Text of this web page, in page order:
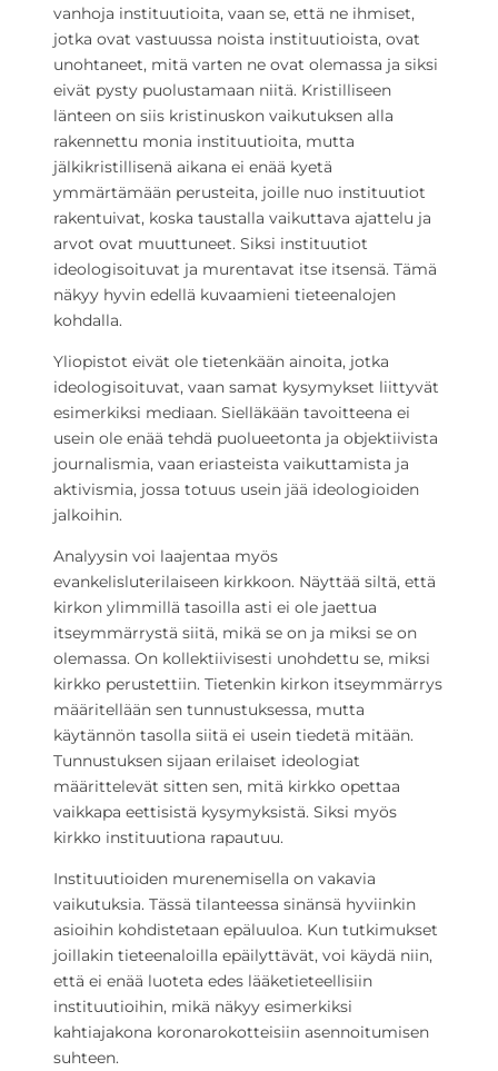
vanhoja instituutioita, vaan se, että ne ihmiset,
jotka ovat vastuussa noista instituutioista, ovat
unohtaneet, mitä varten ne ovat olemassa ja siksi
eivät pysty puolustamaan niitä. Kristilliseen
länteen on siis kristinuskon vaikutuksen alla
rakennettu monia instituutioita, mutta
jälkikristillisenä aikana ei enää kyetä
ymmärtämään perusteita, joille nuo instituutiot
rakentuivat, koska taustalla vaikuttava ajattelu ja
arvot ovat muuttuneet. Siksi instituutiot
ideologisoituvat ja murentavat itse itsensä. Tämä
näkyy hyvin edellä kuvaamieni tieteenalojen
kohdalla.
Yliopistot eivät ole tietenkään ainoita, jotka
ideologisoituvat, vaan samat kysymykset liittyvät
esimerkiksi mediaan. Sielläkään tavoitteena ei
usein ole enää tehdä puolueetonta ja objektiivista
journalismia, vaan eriasteista vaikuttamista ja
aktivismia, jossa totuus usein jää ideologioiden
jalkoihin.
Analyysin voi laajentaa myös
evankelisluterilaiseen kirkkoon. Näyttää siltä, että
kirkon ylimmillä tasoilla asti ei ole jaettua
itseymmärrystä siitä, mikä se on ja miksi se on
olemassa. On kollektiivisesti unohdettu se, miksi
kirkko perustettiin. Tietenkin kirkon itseymmärrys
määritellään sen tunnustuksessa, mutta
käytännön tasolla siitä ei usein tiedetä mitään.
Tunnustuksen sijaan erilaiset ideologiat
määrittelevät sitten sen, mitä kirkko opettaa
vaikkapa eettisistä kysymyksistä. Siksi myös
kirkko instituutiona rapautuu.
Instituutioiden murenemisella on vakavia
vaikutuksia. Tässä tilanteessa sinänsä hyviinkin
asioihin kohdistetaan epäluuloa. Kun tutkimukset
joillakin tieteenaloilla epäilyttävät, voi käydä niin,
että ei enää luoteta edes lääketieteellisiin
instituutioihin, mikä näkyy esimerkiksi
kahtiajakona koronarokotteisiin asennoitumisen
suhteen.